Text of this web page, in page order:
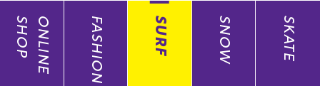
ONLINE
SHOP FASHION SURF SNOW SKATE